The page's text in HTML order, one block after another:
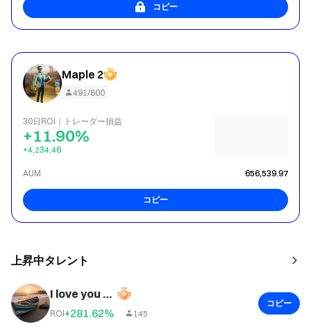
コピー
Maple 2
491/800
30日ROI｜トレーダー損益
+11.90%
+4,234.46
AUM 656,539.97
コピー
上昇中タレント
I love you every day 007
ROI+281.62% 145
コピー